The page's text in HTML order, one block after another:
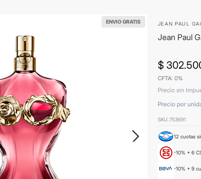
ENVIO GRATIS JEAN PAUL
Jean Paul
$ 302.
CFTA: 0%
Precio sin
Precio por
SKU:753691
12 cuotas
-10% + 6
-10% + 9